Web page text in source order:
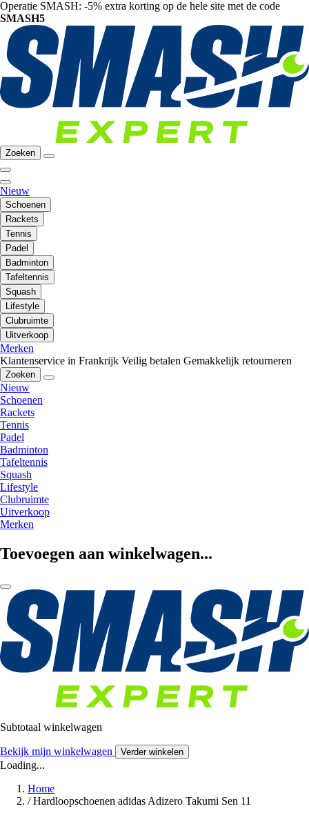
Operatie SMASH: -5% extra korting op de hele site met de code
SMASH5
Zoeken
Nieuw
Schoenen
Rackets
Tennis
Padel
Badminton
Tafeltennis
Squash
Lifestyle
Clubruimte
Uitverkoop
Merken
Klantenservice in Frankrijk Veilig betalen Gemakkelijk retourneren
Zoeken
Nieuw
Schoenen
Rackets
Tennis
Padel
Badminton
Tafeltennis
Squash
Lifestyle
Clubruimte
Uitverkoop
Merken
Toevoegen aan winkelwagen...
Subtotaal winkelwagen
Bekijk mijn winkelwagen Verder winkelen
Loading...
Home
/ Hardloopschoenen adidas Adizero Takumi Sen 11